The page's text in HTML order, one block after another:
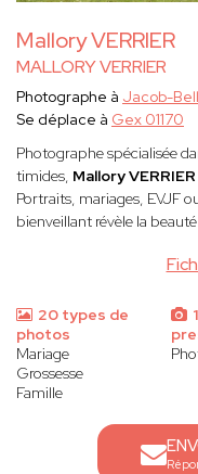
Mallory VERRIER
MALLORY VERRIER
Photographe à Jacob-
Se déplace à Gex 01170
Photographe spécialisée
timides, Mallory VERRIER
Portraits, mariages, EVJF
bienveillant révèle la
20 types de
photos
Mariage
Grossesse
Famille